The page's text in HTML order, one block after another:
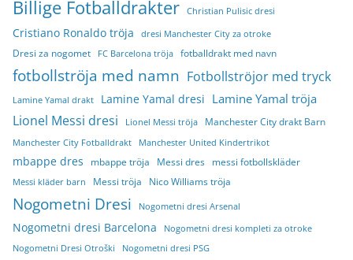
Billige Fotballdrakter Christian Pulisic dresi
Cristiano Ronaldo tröja dresi Manchester City za otroke
Dresi za nogomet FC Barcelona tröja fotballdrakt med navn
fotbollströja med namn Fotbollströjor med tryck
Lamine Yamal drakt Lamine Yamal dresi Lamine Yamal tröja
Lionel Messi dresi Lionel Messi tröja Manchester City drakt Barn
Manchester City Fotballdrakt Manchester United Kindertrikot
mbappe dres mbappe tröja Messi dres messi fotbollskläder
Messi kläder barn Messi tröja Nico Williams tröja
Nogometni Dresi Nogometni dresi Arsenal
Nogometni dresi Barcelona
Nogometni dresi kompleti za otroke
Nogometni Dresi Otroški
Nogometni dresi PSG